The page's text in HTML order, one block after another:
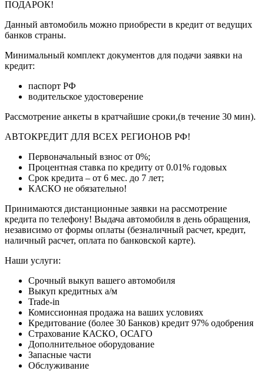
ПОДАРОК!
Данный автомобиль можно приобрести в кредит от ведущих
банков страны.
Минимальный комплект документов для подачи заявки на
кредит:
паспорт РФ
водительское удостоверение
Рассмотрение анкеты в кратчайшие сроки,(в течение 30 мин).
АВТОКРЕДИТ ДЛЯ ВСЕХ РЕГИОНОВ РФ!
Первоначальный взнос от 0%;
Процентная ставка по кредиту от 0.01% годовых
Срок кредита – от 6 мес. до 7 лет;
КАСКО не обязательно!
Принимаются дистанционные заявки на рассмотрение
кредита по телефону! Выдача автомобиля в день обращения,
независимо от формы оплаты (безналичный расчет, кредит,
наличный расчет, оплата по банковской карте).
Наши услуги:
Срочный выкуп вашего автомобиля
Выкуп кредитных а/м
Trade-in
Комиссионная продажа на ваших условиях
Кредитование (более 30 Банков) кредит 97% одобрения
Страхование КАСКО, ОСАГО
Дополнительное оборудование
Запасные части
Обслуживание